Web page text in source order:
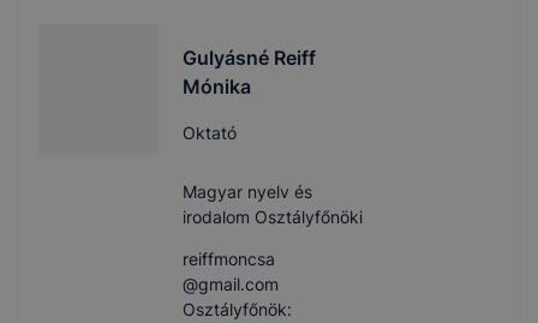
Gulyásné Reiff
Mónika
Oktató
Magyar nyelv és
irodalom Osztályfőnöki
reiffmoncsa​
@gmail.com
Osztályfőnök: